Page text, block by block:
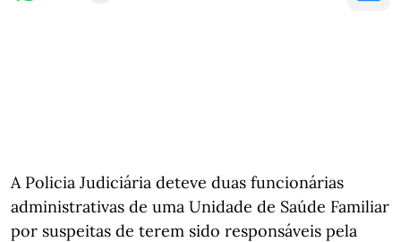
A Policia Judiciária deteve duas funcionárias
administrativas de uma Unidade de Saúde Familiar
por suspeitas de terem sido responsáveis pela